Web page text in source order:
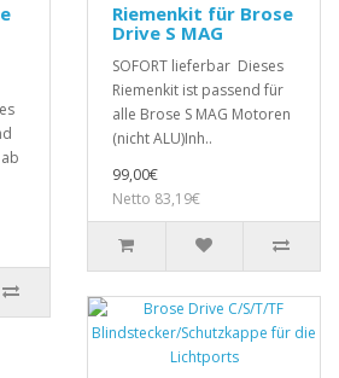
Riemenkit für Brose
Drive S MAG
SOFORT lieferbar Dieses
Riemenkit ist passend für
alle Brose S MAG Motoren
(nicht ALU)Inh..
99,00€
Netto 83,19€